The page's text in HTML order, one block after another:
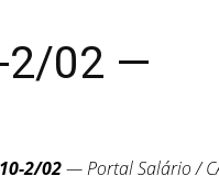
2/02 —
2/02— Portal Salário /